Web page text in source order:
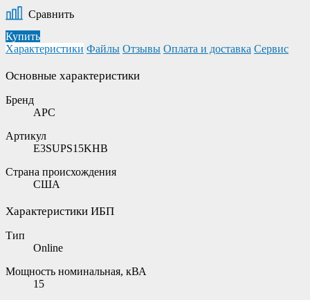
Сравнить
Купить
Характеристики Файлы Отзывы Оплата и доставка Сервис
Основные характеристики
Бренд
APC
Артикул
E3SUPS15KHB
Страна происхождения
США
Характеристики ИБП
Тип
Online
Мощность номинальная, кВА
15